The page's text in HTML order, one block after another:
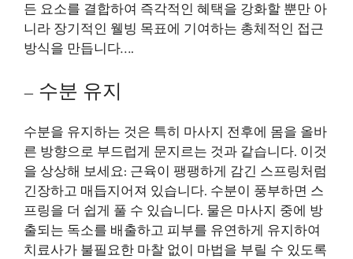
든 요소를 결합하여 즉각적인 혜택을 강화할 뿐만 아
니라 장기적인 웰빙 목표에 기여하는 총체적인 접근
방식을 만듭니다….
– 수분 유지
수분을 유지하는 것은 특히 마사지 전후에 몸을 올바
른 방향으로 부드럽게 문지르는 것과 같습니다. 이것
을 상상해 보세요: 근육이 팽팽하게 감긴 스프링처럼
긴장하고 매듭지어져 있습니다. 수분이 풍부하면 스
프링을 더 쉽게 풀 수 있습니다. 물은 마사지 중에 방
출되는 독소를 배출하고 피부를 유연하게 유지하여
치료사가 불필요한 마찰 없이 마법을 부릴 수 있도록